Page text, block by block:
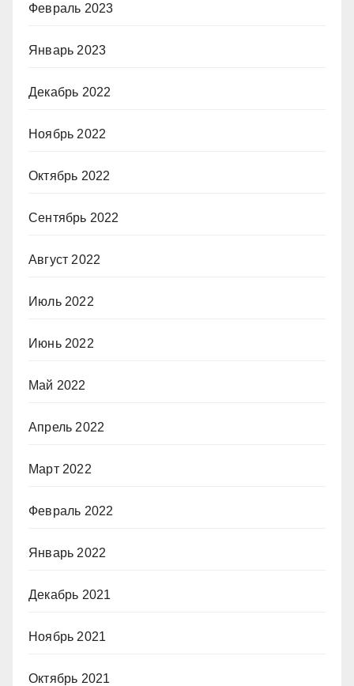
Февраль 2023
Январь 2023
Декабрь 2022
Ноябрь 2022
Октябрь 2022
Сентябрь 2022
Август 2022
Июль 2022
Июнь 2022
Май 2022
Апрель 2022
Март 2022
Февраль 2022
Январь 2022
Декабрь 2021
Ноябрь 2021
Октябрь 2021